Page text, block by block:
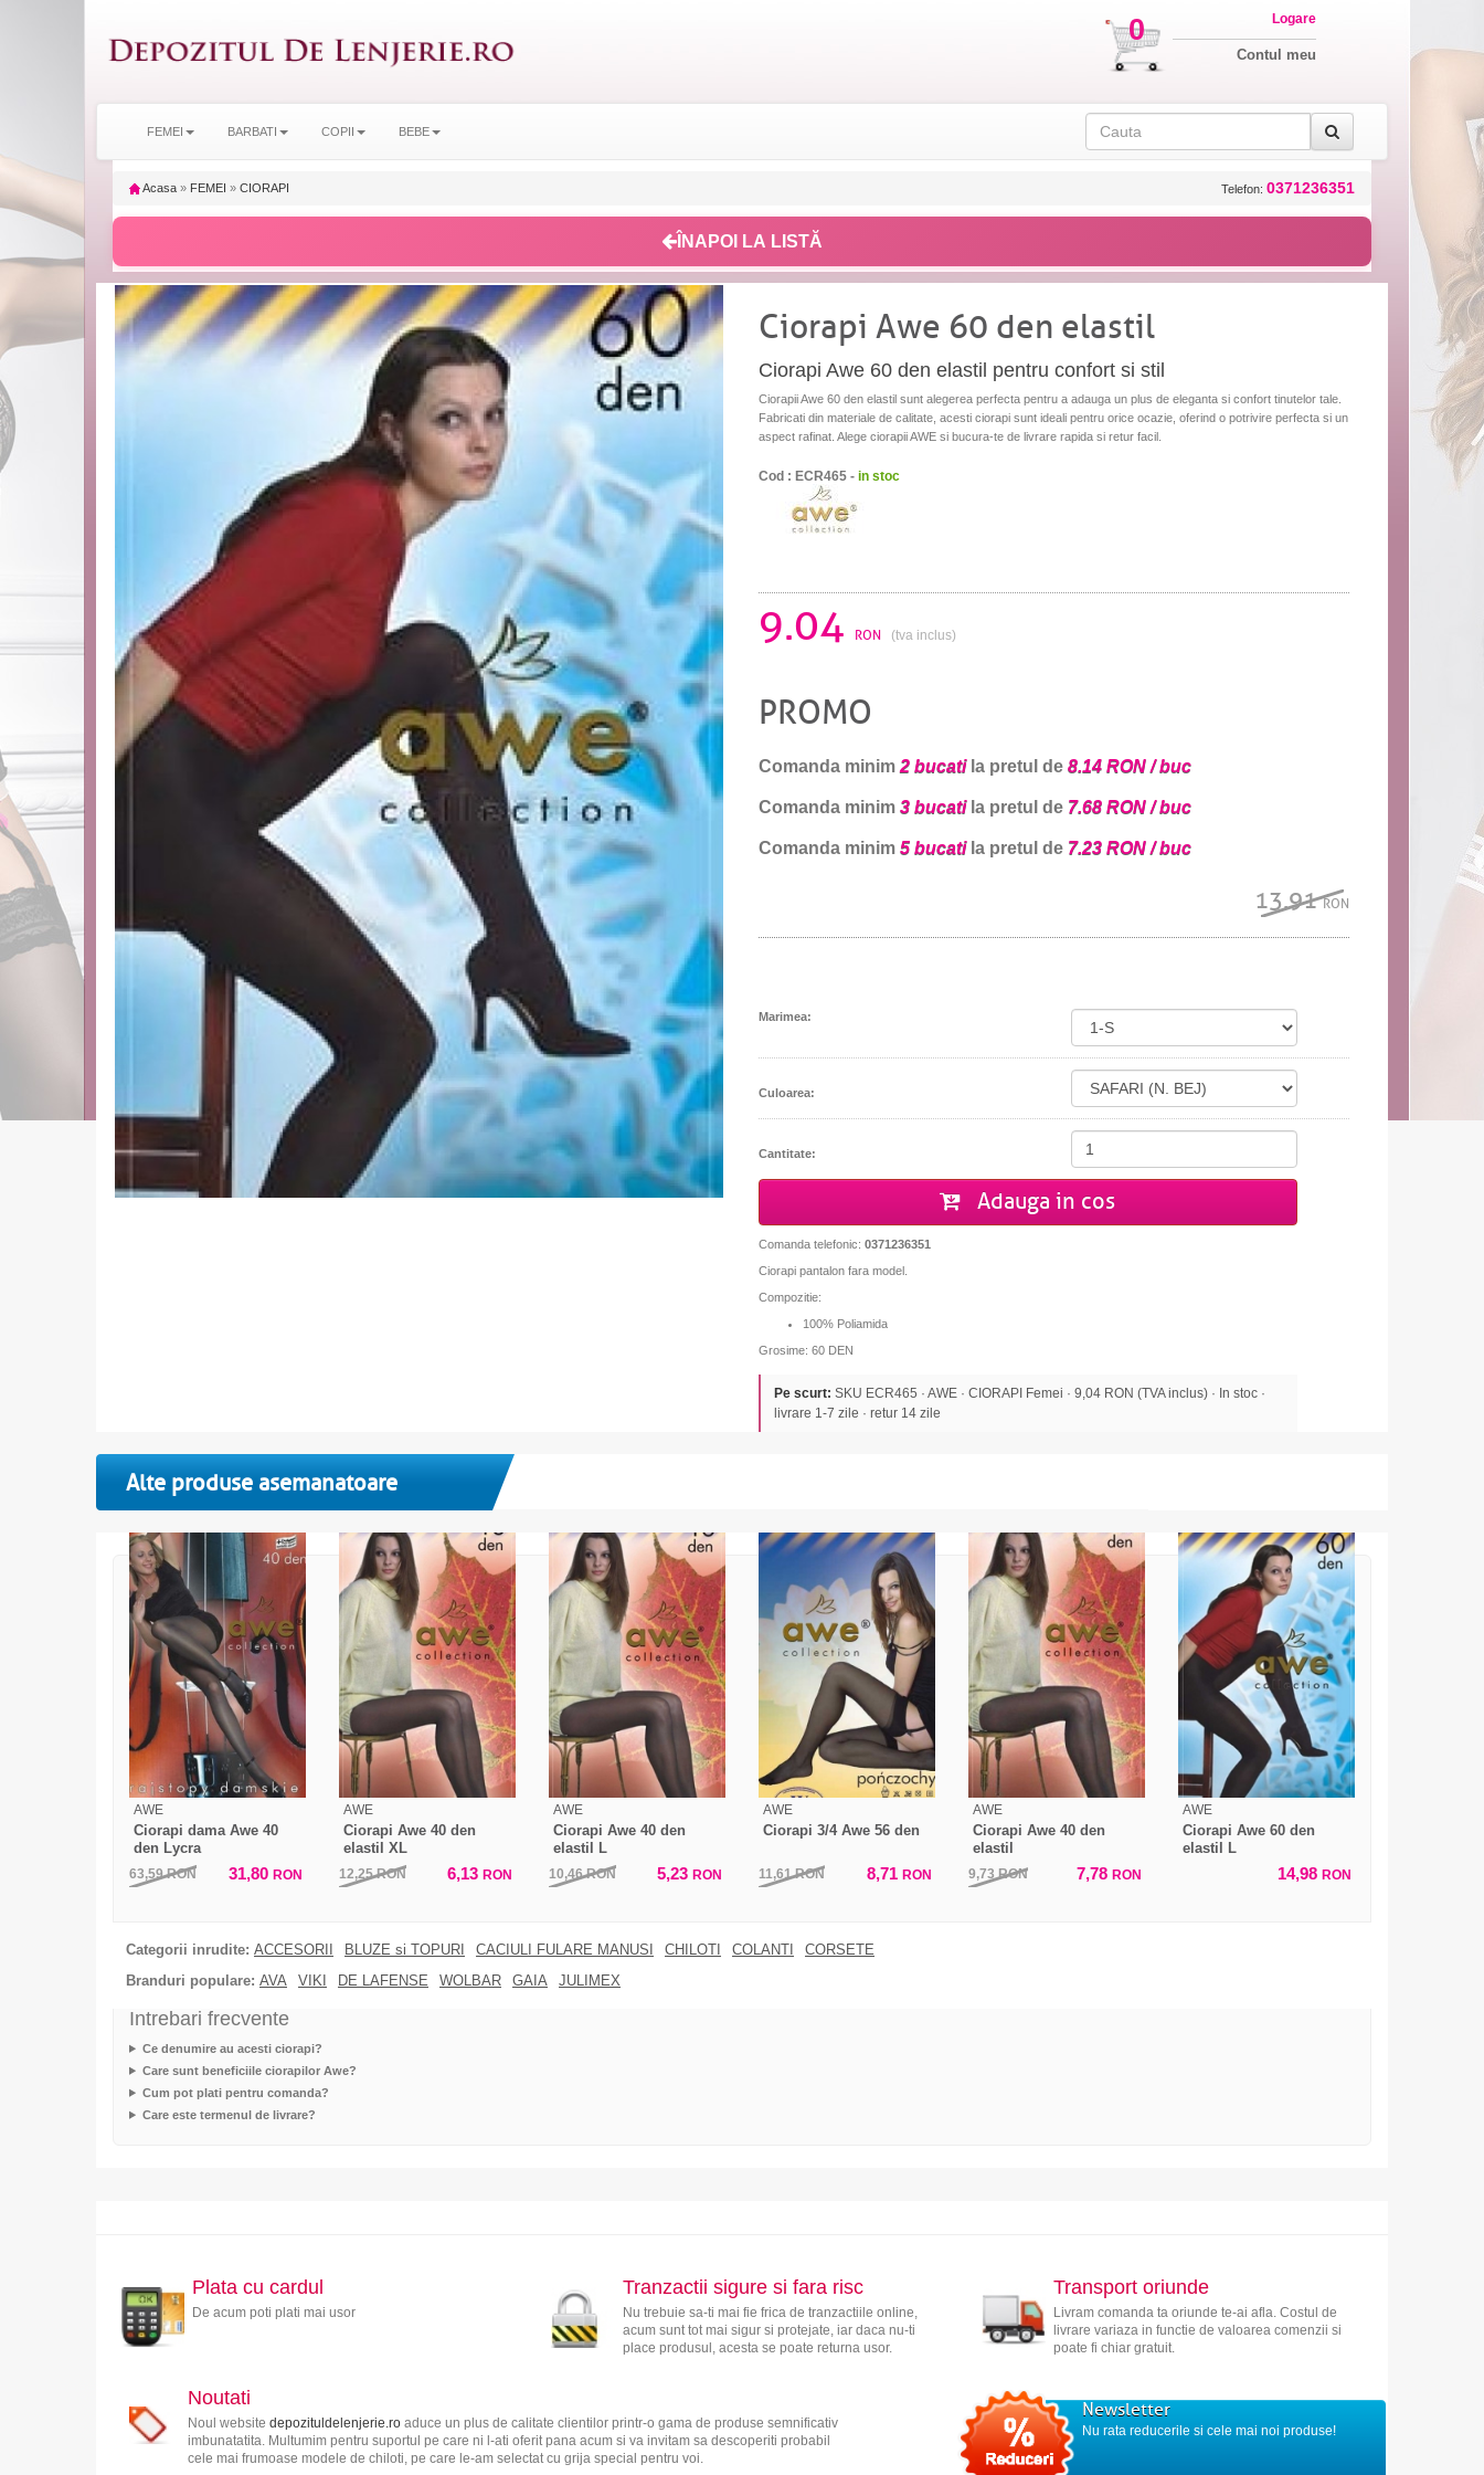
0 Logare
Contul meu
FEMEI BARBATI COPII BEBE
Acasa » FEMEI » CIORAPI Telefon: 0371236351
ÎNAPOI LA LISTĂ
Ciorapi Awe 60 den elastil
Ciorapi Awe 60 den elastil pentru confort si stil
Ciorapii Awe 60 den elastil sunt alegerea perfecta pentru a adauga un plus de eleganta si confort tinutelor tale.
Fabricati din materiale de calitate, acesti ciorapi sunt ideali pentru orice ocazie, oferind o potrivire perfecta si un
aspect rafinat. Alege ciorapii AWE si bucura-te de livrare rapida si retur facil.
Cod : ECR465 - in stoc
9.04 RON (tva inclus)
PROMO
Comanda minim 2 bucatila pretul de 8.14 RON / buc
Comanda minim 3 bucatila pretul de 7.68 RON / buc
Comanda minim 5 bucatila pretul de 7.23 RON / buc
13.91RON
Marimea:
Culoarea:
Cantitate:
Adauga in cos
Comanda telefonic: 0371236351
Ciorapi pantalon fara model.
Compozitie:
100% Poliamida
Grosime: 60 DEN
Pe scurt: SKU ECR465 · AWE · CIORAPI Femei · 9,04 RON (TVA inclus) · In stoc ·
livrare 1-7 zile · retur 14 zile
Alte produse asemanatoare
AWE
Ciorapi dama Awe 40
den Lycra
63,59RON 31,80 RON
AWE
Ciorapi Awe 40 den
elastil XL
12,25RON 6,13 RON
AWE
Ciorapi Awe 40 den
elastil L
10,46RON 5,23 RON
AWE
Ciorapi 3/4 Awe 56 den
11,61RON 8,71 RON
AWE
Ciorapi Awe 40 den
elastil
9,73RON 7,78 RON
AWE
Ciorapi Awe 60 den
elastil L
14,98 RON
Categorii inrudite: ACCESORII BLUZE si TOPURI CACIULI FULARE MANUSI CHILOTI COLANTI
CORSETE
Branduri populare: AVA VIKI DE LAFENSE WOLBAR GAIA JULIMEX
Intrebari frecvente
Ce denumire au acesti ciorapi?
Care sunt beneficiile ciorapilor Awe?
Cum pot plati pentru comanda?
Care este termenul de livrare?
Plata cu cardul
De acum poti plati mai usor
Tranzactii sigure si fara risc
Nu trebuie sa-ti mai fie frica de tranzactiile online,
acum sunt tot mai sigur si protejate, iar daca nu-ti
place produsul, acesta se poate returna usor.
Transport oriunde
Livram comanda ta oriunde te-ai afla. Costul de
livrare variaza in functie de valoarea comenzii si
poate fi chiar gratuit.
Noutati
Noul website depozituldelenjerie.roaduce un plus de calitate clientilor printr-o gama de produse semnificativ
imbunatatita. Multumim pentru suportul pe care ni l-ati oferit pana acum si va invitam sa descoperiti probabil
cele mai frumoase modele de chiloti, pe care le-am selectat cu grija special pentru voi.
Newsletter
Nu rata reducerile si cele mai noi produse!